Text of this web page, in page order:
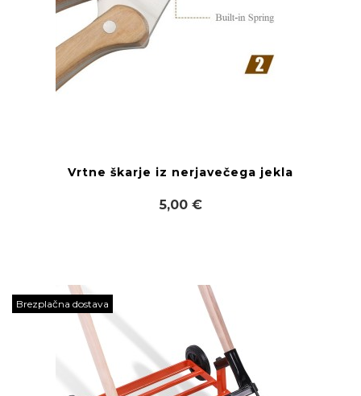
Vrtne škarje iz nerjavečega jekla
5,00 €
Brezplačna dostava